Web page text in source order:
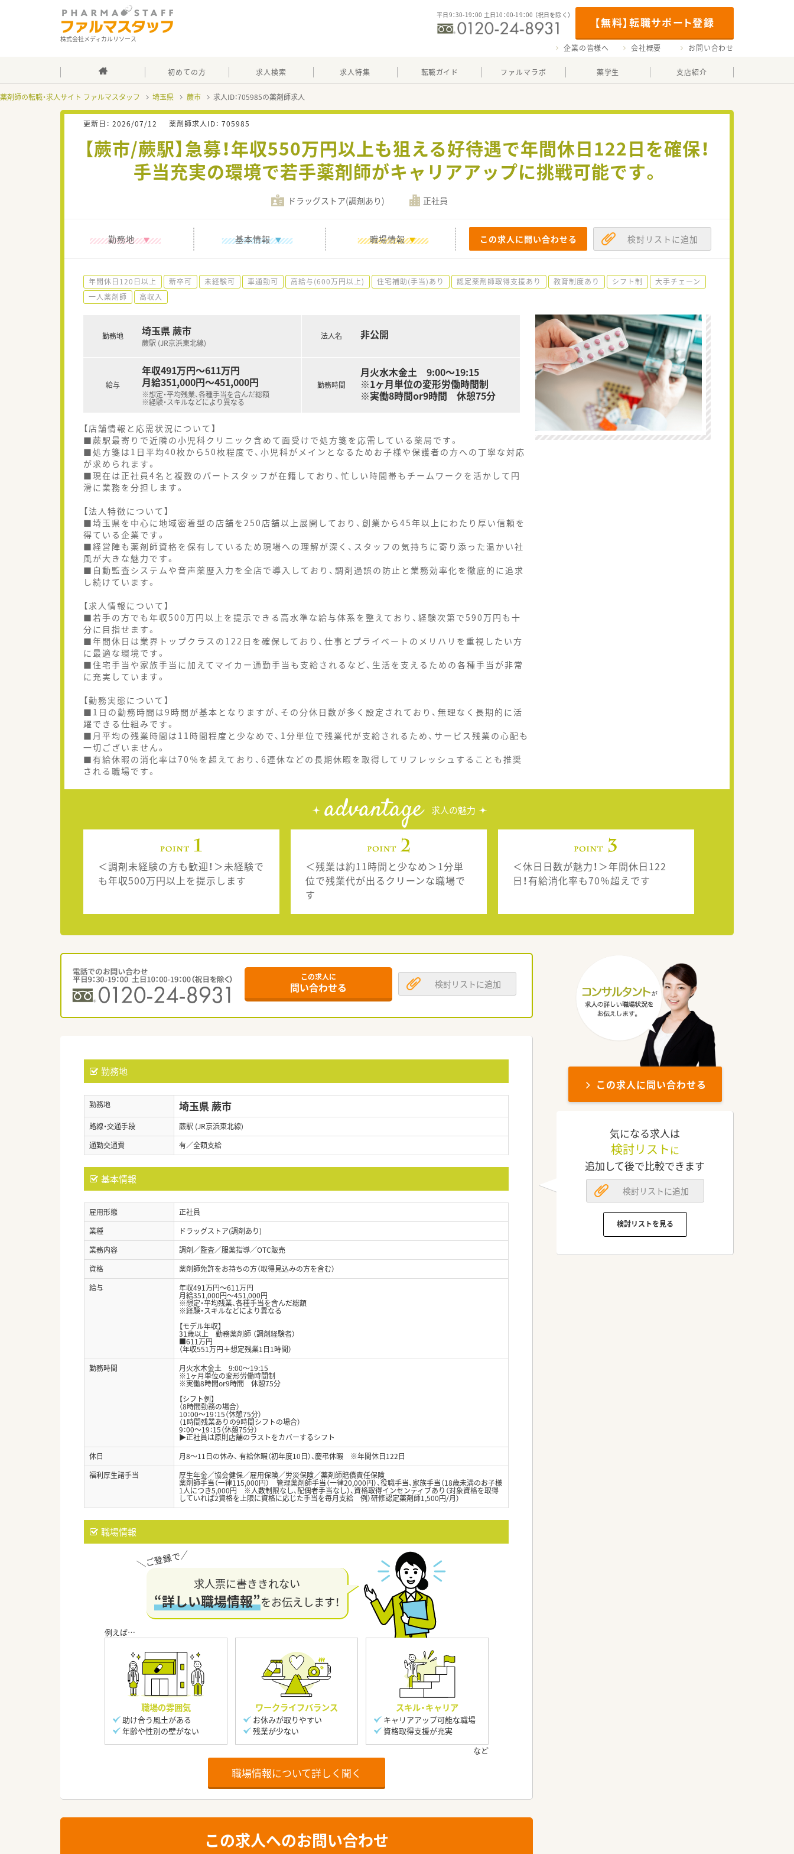
株式会社メディカルリソース
【無料】転職サポート登録
平日9：30-19：00 土日10：00-19：00 （祝日を除く）
企業の皆様へ 会社概要 お問い合わせ
初めての方 求人検索 求人特集 転職ガイド ファルマラボ 薬学生 支店紹介
薬剤師の転職・求人サイト ファルマスタッフ 埼玉県 蕨市 求人ID：705985の薬剤師求人
更新日： 2026/07/12 薬剤師求人ID： 705985
【蕨市/蕨駅】急募！年収550万円以上も狙える好待遇で年間休日122日を確保！
手当充実の環境で若手薬剤師がキャリアアップに挑戦可能です。
ドラッグストア(調剤あり) 正社員
勤務地 基本情報 職場情報 この求人に問い合わせる 検討リストに追加
年間休日120日以上 新卒可 未経験可 車通勤可 高給与(600万円以上) 住宅補助(手当)あり 認定薬剤師取得支援あり 教育制度あり シフト制
大手チェーン
一人薬剤師
高収入
勤務地 埼玉県 蕨市
蕨駅 (JR京浜東北線)
給与
年収491万円～611万円
月給351,000円～451,000円
※想定・平均残業、各種手当を含んだ総額
※経験・スキルなどにより異なる
法人名 非公開
勤務時間
月火水木金土 9:00～19:15
※1ヶ月単位の変形労働時間制
※実働8時間or9時間 休憩75分
【店舗情報と応需状況について】
■蕨駅最寄りで近隣の小児科クリニック含めて面受けで処方箋を応需している薬局です。
■処方箋は1日平均40枚から50枚程度で、小児科がメインとなるためお子様や保護者の方への丁寧な対応
が求められます。
■現在は正社員4名と複数のパートスタッフが在籍しており、忙しい時間帯もチームワークを活かして円
滑に業務を分担します。
【法人特徴について】
■埼玉県を中心に地域密着型の店舗を250店舗以上展開しており、創業から45年以上にわたり厚い信頼を
得ている企業です。
■経営陣も薬剤師資格を保有しているため現場への理解が深く、スタッフの気持ちに寄り添った温かい社
風が大きな魅力です。
■自動監査システムや音声薬歴入力を全店で導入しており、調剤過誤の防止と業務効率化を徹底的に追求
し続けています。
【求人情報について】
■若手の方でも年収500万円以上を提示できる高水準な給与体系を整えており、経験次第で590万円も十
分に目指せます。
■年間休日は業界トップクラスの122日を確保しており、仕事とプライベートのメリハリを重視したい方
に最適な環境です。
■住宅手当や家族手当に加えてマイカー通勤手当も支給されるなど、生活を支えるための各種手当が非常
に充実しています。
【勤務実態について】
■1日の勤務時間は9時間が基本となりますが、その分休日数が多く設定されており、無理なく長期的に活
躍できる仕組みです。
■月平均の残業時間は11時間程度と少なめで、1分単位で残業代が支給されるため、サービス残業の心配も
一切ございません。
■有給休暇の消化率は70％を超えており、6連休などの長期休暇を取得してリフレッシュすることも推奨
される職場です。
advantage 求人の魅力
＜調剤未経験の方も歓迎！＞未経験で
も年収500万円以上を提示します
＜残業は約11時間と少なめ＞1分単
位で残業代が出るクリーンな職場で
す
＜休日日数が魅力！＞年間休日122
日！有給消化率も70％超えです
この求人に
問い合わせる 検討リストに追加
勤務地
勤務地 埼玉県 蕨市
路線・交通手段
蕨駅 (JR京浜東北線)
通勤交通費
有／全額支給
基本情報
雇用形態
正社員
業種
ドラッグストア(調剤あり)
業務内容
調剤／監査／服薬指導／OTC販売
資格
薬剤師免許をお持ちの方（取得見込みの方を含む）
給与
年収491万円～611万円
月給351,000円～451,000円
※想定・平均残業、各種手当を含んだ総額
※経験・スキルなどにより異なる
【モデル年収】
31歳以上 勤務薬剤師 （調剤経験者）
■611万円
（年収551万円＋想定残業1日1時間）
勤務時間
月火水木金土 9:00～19:15
※1ヶ月単位の変形労働時間制
※実働8時間or9時間 休憩75分
【シフト例】
（8時間勤務の場合）
10：00～19：15（休憩75分）
（1時間残業ありの9時間シフトの場合）
9：00～19：15（休憩75分）
▶正社員は原則店舗のラストをカバーするシフト
休日
月8～11日の休み、 有給休暇（初年度10日）、慶弔休暇 ※年間休日122日
福利厚生諸手当
厚生年金／協会健保／雇用保険／労災保険／薬剤師賠償責任保険
薬剤師手当（一律115,000円） 管理薬剤師手当（一律20,000円）、役職手当、家族手当（18歳未満のお子様
1人につき5,000円 ※人数制限なし、配偶者手当なし）、資格取得インセンティブあり（対象資格を取得
していれば2資格を上限に資格に応じた手当を毎月支給 例）研修認定薬剤師1,500円/月）
職場情報
求人票に書ききれない
“詳しい職場情報”をお伝えします！
職場の雰囲気
助け合う風土がある
年齢や性別の壁がない
ワークライフバランス
お休みが取りやすい
残業が少ない
スキル・キャリア
キャリアアップ可能な職場
資格取得支援が充実
職場情報について詳しく聞く
この求人へのお問い合わせ
この求人に問い合わせる
気になる求人は
検討リスト に
追加して後で比較できます
検討リストに追加
検討リストを見る